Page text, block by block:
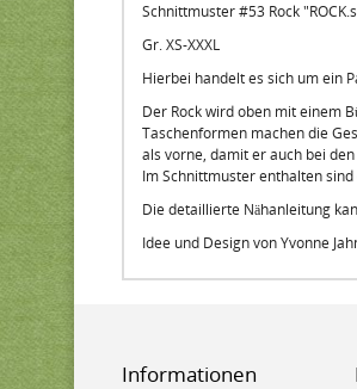
Schnittmuster #53 Rock
Gr. XS-XXXL
Hierbei handelt es sich um ein
Der Rock wird oben mit einem
Taschenformen machen die
als vorne, damit er auch bei
Im Schnittmuster enthalten
Die detaillierte Nähanleitung
Idee und Design von Yvonne
Informationen